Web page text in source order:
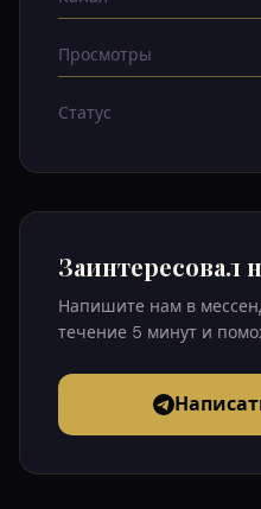
Просмотры
Статус
Заинтересовал
Напишите нам в
течение 5 минут и